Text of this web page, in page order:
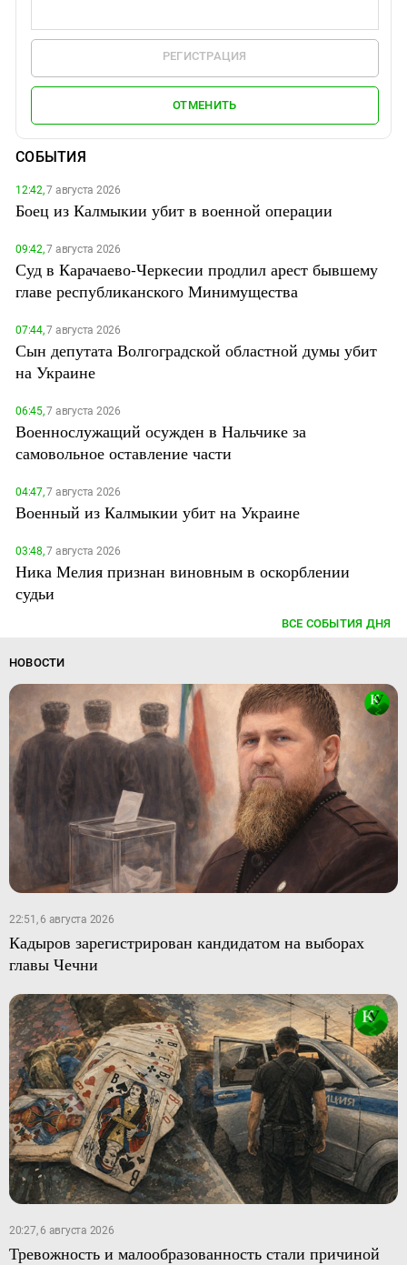
РЕГИСТРАЦИЯ
ОТМЕНИТЬ
СОБЫТИЯ
12:42,7 августа 2026
Боец из Калмыкии убит в военной операции
09:42,7 августа 2026
Суд в Карачаево-Черкесии продлил арест бывшему
главе республиканского Минимущества
07:44,7 августа 2026
Сын депутата Волгоградской областной думы убит
на Украине
06:45,7 августа 2026
Военнослужащий осужден в Нальчике за
самовольное оставление части
04:47,7 августа 2026
Военный из Калмыкии убит на Украине
03:48,7 августа 2026
Ника Мелия признан виновным в оскорблении
судьи
ВСЕ СОБЫТИЯ ДНЯ
НОВОСТИ
22:51, 6 августа 2026
Кадыров зарегистрирован кандидатом на выборах
главы Чечни
20:27, 6 августа 2026
Тревожность и малообразованность стали причиной